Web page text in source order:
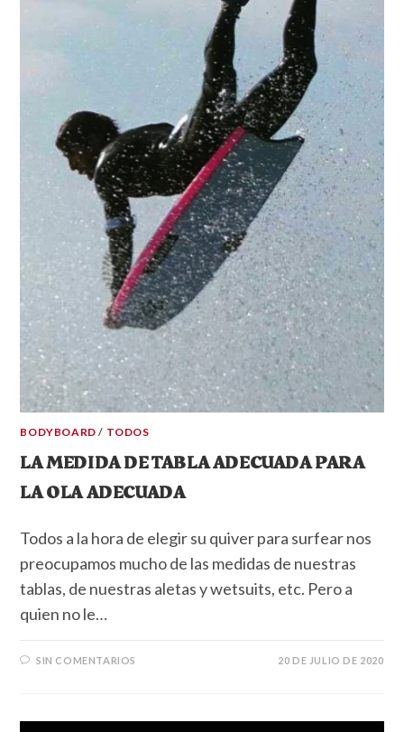
BODYBOARD / TODOS
LA MEDIDA DE TABLA ADECUADA PARA
LA OLA ADECUADA
Todos a la hora de elegir su quiver para surfear nos
preocupamos mucho de las medidas de nuestras
tablas, de nuestras aletas y wetsuits, etc. Pero a
quien no le…
SIN COMENTARIOS 20 DE JULIO DE 2020